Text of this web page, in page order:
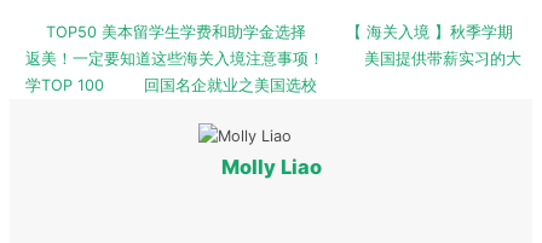
TOP50 美本留学生学费和助学金选择
【 海关入境 】秋季学期
返美！一定要知道这些海关入境注意事项！
美国提供带薪实习的大
学TOP 100
回国名企就业之美国选校
Molly Liao